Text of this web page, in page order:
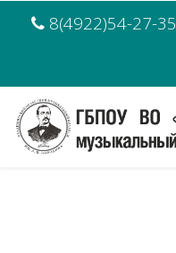
8(4922)54-27-35